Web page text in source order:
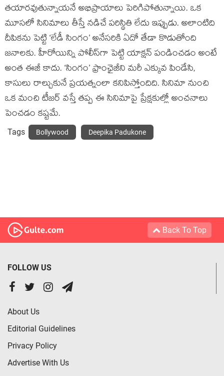
తయారవుతున్నాయనే అభిప్రాయాలు పెరిగిపోతున్నాయి. ఒక
మూసలో సినిమాలు తీస్తే నడిచే పరిస్థితి లేదు ఇప్పుడు. అలాంటిది
దీపికను పెట్టి ‘లేడీ సింగం’ అనేసరికి ఏదో తేడా కొడుతోంది
జనాలకు. హీరోయిన్ని పోలీస్‌గా పెట్టి యాక్షన్ పండించడం అంటే
అంత ఈజీ కాదు. ‘సింగం’ ఫ్రాంఛైజీని మరీ ఎక్కువ పిండేసి,
కాసులు రాల్చుకునే ప్రయత్నంలా కనిపిస్తోందిది. సినిమా నుంచి
ఒక మంచి టీజర్ వస్తే తప్ప ఈ సినిమాపై ప్రేక్షకుల్లో అంచనాలు
పెంచడం కష్టమే.
Tags Bollywood Deepika Padukone
Back To Top
FOLLOW US
About Us
Editorial Guidelines
Privacy Policy
Advertise With Us